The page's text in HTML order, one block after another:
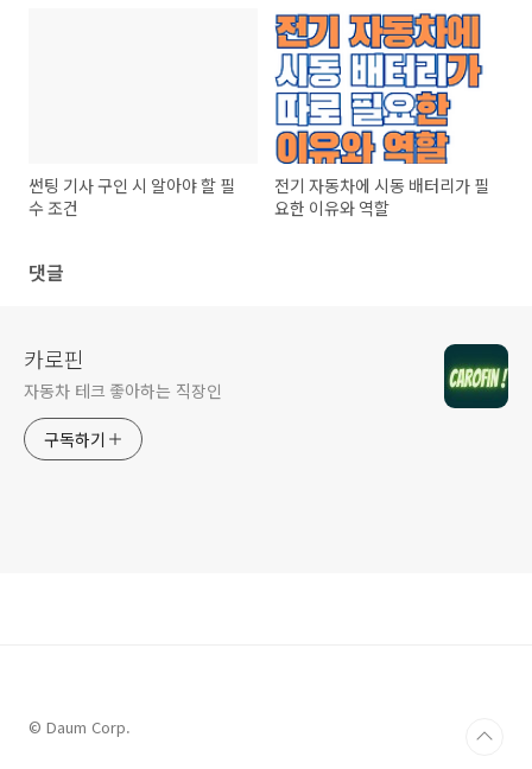
썬팅 기사 구인 시 알아야 할 필
수 조건
전기 자동차에 시동 배터리가 필
요한 이유와 역할
댓글
카로핀
자동차 테크 좋아하는 직장인
구독하기
© Daum Corp.